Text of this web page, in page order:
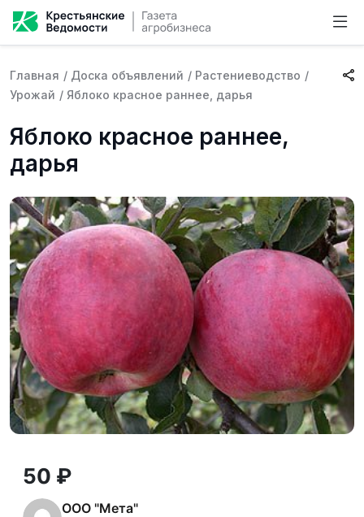
Главная / Доска объявлений / Растениеводство /
Урожай / Яблоко красное раннее, дарья
Яблоко красное раннее,
дарья
50 ₽
ООО "Мета"